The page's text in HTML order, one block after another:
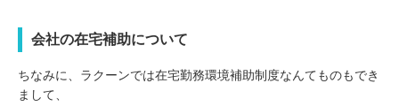
会社の在宅補助について
ちなみに、ラクーンでは在宅勤務環境補助制度なんてものもでき
まして、